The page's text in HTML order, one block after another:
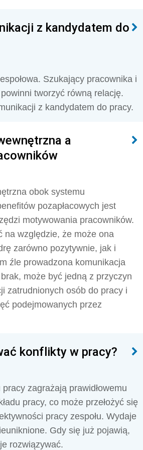
z kandydatem do
Szukający pracownika i
tworzyć równą relację.
z kandydatem do pracy.
a
obok systemu
pozapłacowych jest
motywowania pracowników.
na względzie, że może ona
zarówno pozytywnie, jak i
źle prowadzona komunikacja
może być jedną z przyczyn
zatrudnionych osób do pracy i
podejmowanych przez
konflikty w pracy?
zagrażają prawidłowemu
pracy, co może przełożyć się
pracy zespołu. Wydaje
Gdy się już pojawią,
rozwiązywać.